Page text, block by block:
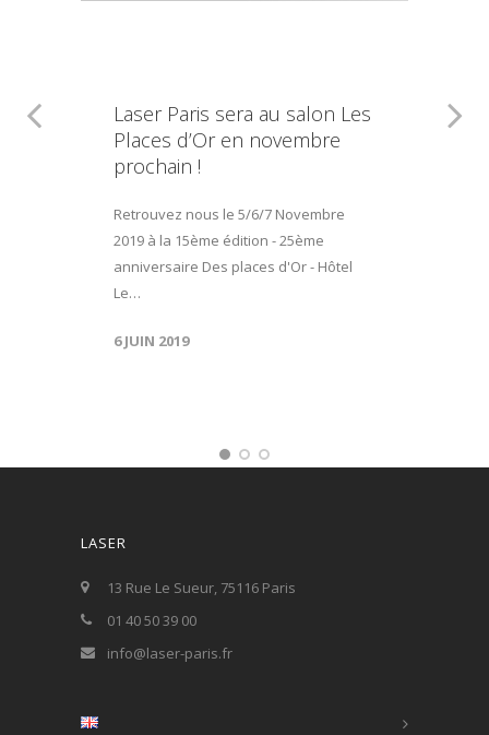
Laser Paris sera au salon Les
Places d’Or en novembre
prochain !
Retrouvez nous le 5/6/7 Novembre
2019 à la 15ème édition - 25ème
anniversaire Des places d'Or - Hôtel
Le…
6 JUIN 2019
LASER
13 Rue Le Sueur, 75116 Paris
01 40 50 39 00
info@laser-paris.fr